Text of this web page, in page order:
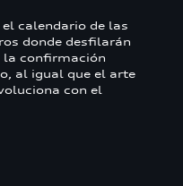
calendario de las
donde desfilarán
la confirmación
al igual que el arte
con el